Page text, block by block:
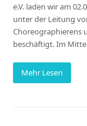
e.V. laden wir am
unter der Leitung
Choreographierens
beschäftigt. Im
Mehr Lesen